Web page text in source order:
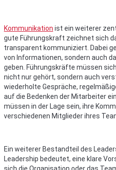
Kommunikation ist ein weiterer
gute Führungskraft zeichnet sich
transparent kommuniziert. Dabei
von Informationen, sondern auch
geben. Führungskräfte müssen
nicht nur gehört, sondern auch
wiederholte Gespräche,
auf die Bedenken der Mitarbeiter
müssen in der Lage sein, ihre
verschiedenen Mitglieder ihres
Ein weiterer Bestandteil des
Leadership bedeutet, eine klare